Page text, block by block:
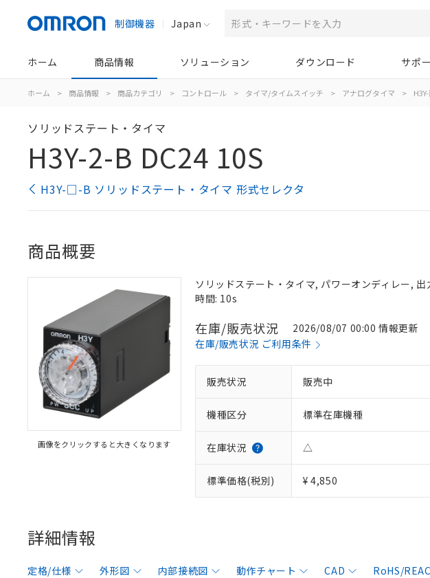
制御機器 Japan
ホーム 商品情報 ソリューション ダウンロード サポ
ホーム > 商品情報 > 商品カテゴリ > コントロール > タイマ/タイムスイッチ > アナログタイマ >
ソリッドステート・タイマ
H3Y-2-B DC24 10S
H3Y-□-B ソリッドステート・タイマ 形式セレクタ
商品概要
画像をクリックすると大きくなります
ソリッドステート・タイマ, パワーオンディレー,
時間: 10s
在庫/販売状況
2026/08/07 00:00 情報更新
在庫/販売状況 ご利用条件
販売状況 販売中
機種区分 標準在庫機種
在庫状況 △
標準価格(税別) ¥ 4,850
詳細情報
定格/仕様 外形図 内部接続図 動作チャート CAD RoHS/